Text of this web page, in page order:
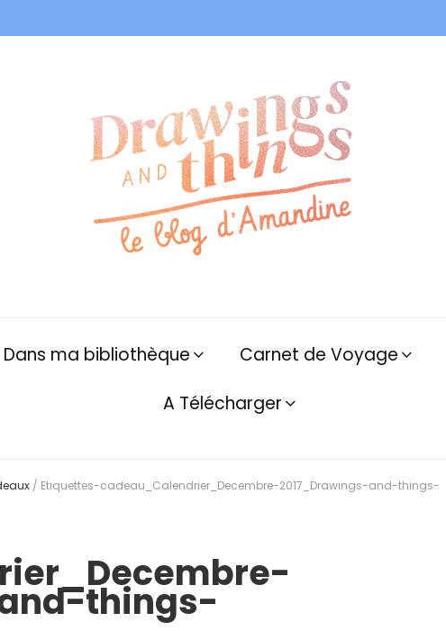
Dans ma bibliothèque Carnet de Voyage
A Télécharger
/ Etiquettes-cadeau_Calendrier_Decembre-2017_Drawings-and-things-
things-